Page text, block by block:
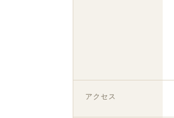
アクセス